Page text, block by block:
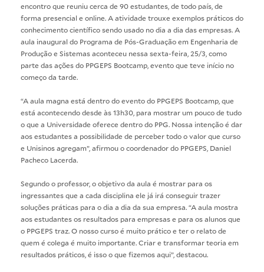
encontro que reuniu cerca de 90 estudantes, de todo país, de
forma presencial e online. A atividade trouxe exemplos práticos do
conhecimento científico sendo usado no dia a dia das empresas. A
aula inaugural do Programa de Pós-Graduação em Engenharia de
Produção e Sistemas aconteceu nessa sexta-feira, 25/3, como
parte das ações do PPGEPS Bootcamp, evento que teve início no
começo da tarde.
“A aula magna está dentro do evento do PPGEPS Bootcamp, que
está acontecendo desde às 13h30, para mostrar um pouco de tudo
o que a Universidade oferece dentro do PPG. Nossa intenção é dar
aos estudantes a possibilidade de perceber todo o valor que curso
e Unisinos agregam”, afirmou o coordenador do PPGEPS, Daniel
Pacheco Lacerda.
Segundo o professor, o objetivo da aula é mostrar para os
ingressantes que a cada disciplina ele já irá conseguir trazer
soluções práticas para o dia a dia da sua empresa. “A aula mostra
aos estudantes os resultados para empresas e para os alunos que
o PPGEPS traz. O nosso curso é muito prático e ter o relato de
quem é colega é muito importante. Criar e transformar teoria em
resultados práticos, é isso o que fizemos aqui”, destacou.